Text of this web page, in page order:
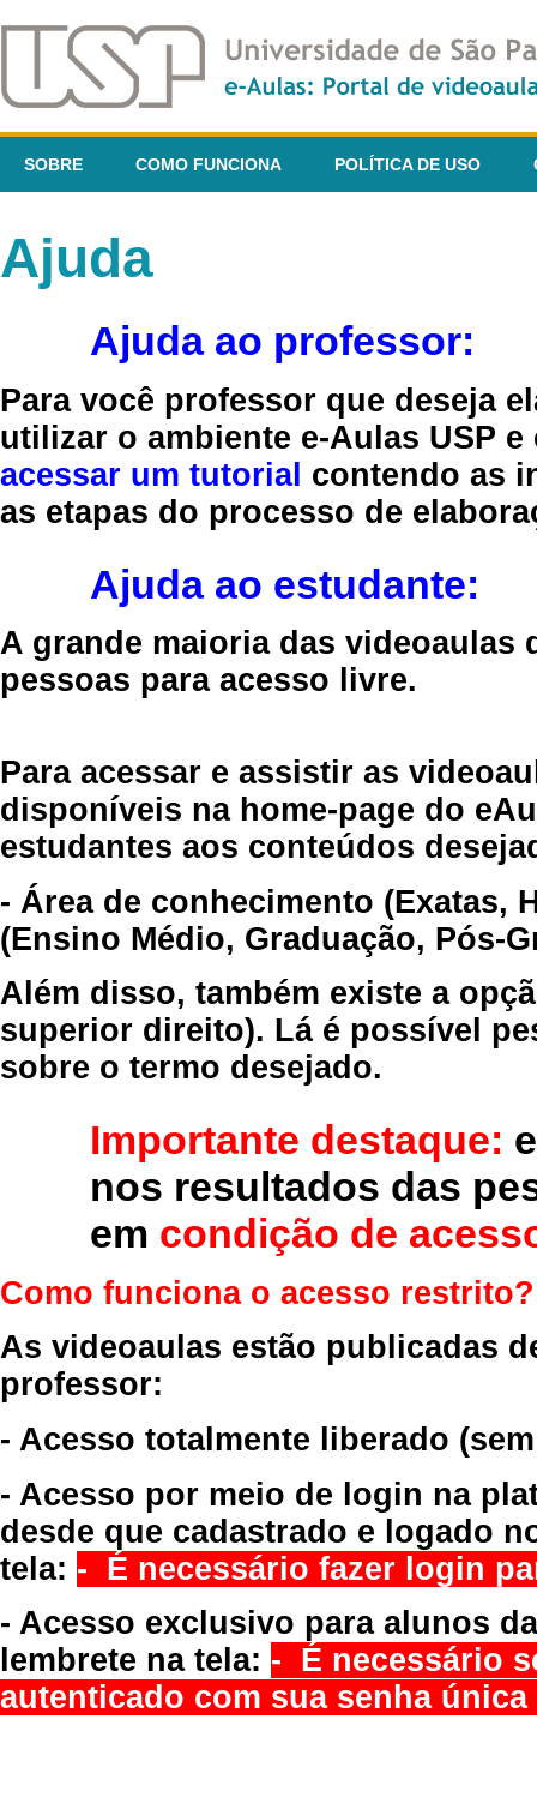
SOBRE COMO FUNCIONA POLÍTICA DE USO
Ajuda
Ajuda ao professor:
Para você professor que deseja
utilizar o ambiente e-Aulas USP
acessar um tutorial contendo as
as etapas do processo de
Ajuda ao estudante:
A grande maioria das videoaulas
pessoas para acesso livre.
Para acessar e assistir as
disponíveis na home-page do
estudantes aos conteúdos
- Área de conhecimento (Exatas,
(Ensino Médio, Graduação, Pós-
Além disso, também existe a
superior direito). Lá é possível
sobre o termo desejado.
Importante destaque:
nos resultados das
em condição de
Como funciona o acesso restrito?
As videoaulas estão publicadas
professor:
- Acesso totalmente liberado
- Acesso por meio de login na
desde que cadastrado e logado
tela: - É necessário fazer login
- Acesso exclusivo para alunos
lembrete na tela: - É necessário
autenticado com sua senha